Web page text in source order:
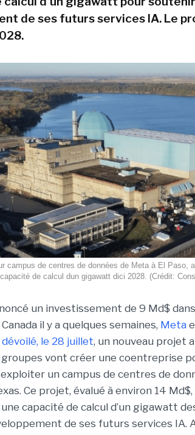
de ses futurs services IA. Le
campus de centres de données de Meta à El Paso,
de calcul dun gigawatt dici 2028. (Crédit:
un investissement de 9 Md$
il y a quelques semaines, Meta
dévoilé, le 28 juillet, un nouveau projet
groupes vont créer une coentreprise
un campus de centres de
Ce projet, évalué à environ 14
capacité de calcul d’un gigawatt
de ses futurs services IA.